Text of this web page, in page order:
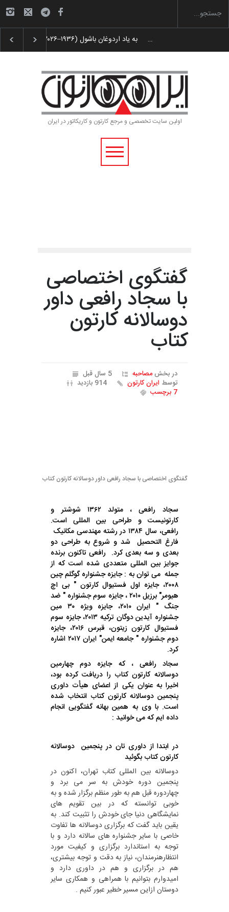
لیست شرکت کنندگان یازدهمین جشنواره بین‌المل…
اولین سایت تخصصی و مرجع کارتون و کاریکاتور در ایران
گفتگوی اختصاصی
با سجاد رافعی داور
دوسالانه کارتون
کتاب
در بخشمصاحبه
5 سال قبل
توسط ایران کارتون
914 بازدید
7 برچسب
گفتگوی اختصاصی با سجاد رافعی داور دوسالانه کارتون کتاب
سجاد رافعی ، متولد ۱۳۶۲ شوشتر و
کارتونیست و طراحی بین المللی است.
رافعی،سال ۱۳۸۴ در
رشته مهندسی مکانیک
فارغ التحصیل شد و شروع به طراحی دو
بعدی و سه بعدی کرد. رافعی تاکنون برنده
جوایز بین المللی متعددی شده است که از
جمله می توان به : جایزه جشنواره گوگلم چین
۲۰۰۸، جایزه اول فستیوال کارتون " بی اچ
هیومر" برزیل ۲۰۱۰ ، جایزه سوم جشنواره " ضد
جنگ " ایران ۲۰۱۰، جایزه ویژه ۳۰ مین
جشنواره آیدین دوگان ترکیه ۲۰۱۳، جایزه سوم
فستیوال کارتون زیتون، قبرس ۲۰۱۶، جایزه
دوم جشنواره " جامعه ایمن" ایران ۲۰۱۷ اشاره
کرد.
سجاد رافعی ، که جایزه دوم چهارمین
دوسالانه کارتون کتاب را دریافت کرده بود،
اخیرا به عنوان یکی از اعضای هیأت داوری
پنجمین دوسالانه کارتون کتاب انتخاب شده
است. با وی به همین بهانه گفتگویی انجام
داده ایم که می خوانید :
در ابتدا از داوری تان در پنجمین دوسالانه
کارتون کتاب بگوئید
دوسالانه بین المللی کتاب تهران، اکنون در
پنجمین دوره خودش به سر می برد و
چهاردوره قبل هم به طور منظم برگزار شده و به
خوبی توانسته که در بین تقویم های
نمایشگاهی دنیا جای خودش را تثبیت کند. به
یقین باید گفت که برگزاری دوسالانه ها تفاوت
خاصی با سایر جشنواره های سالانه دارد و با
توجه به استاندارد برگزاری و کیفیت مورد
انتظارهنرمندان، نیاز به دقت و توجه بیشتری،
هم در برگزاری و هم در داوری دارد و
امیدوارم بتوانیم با همراهی و همکاری سایر
دوستان ازاین مسیر خطیر عبور کنیم .